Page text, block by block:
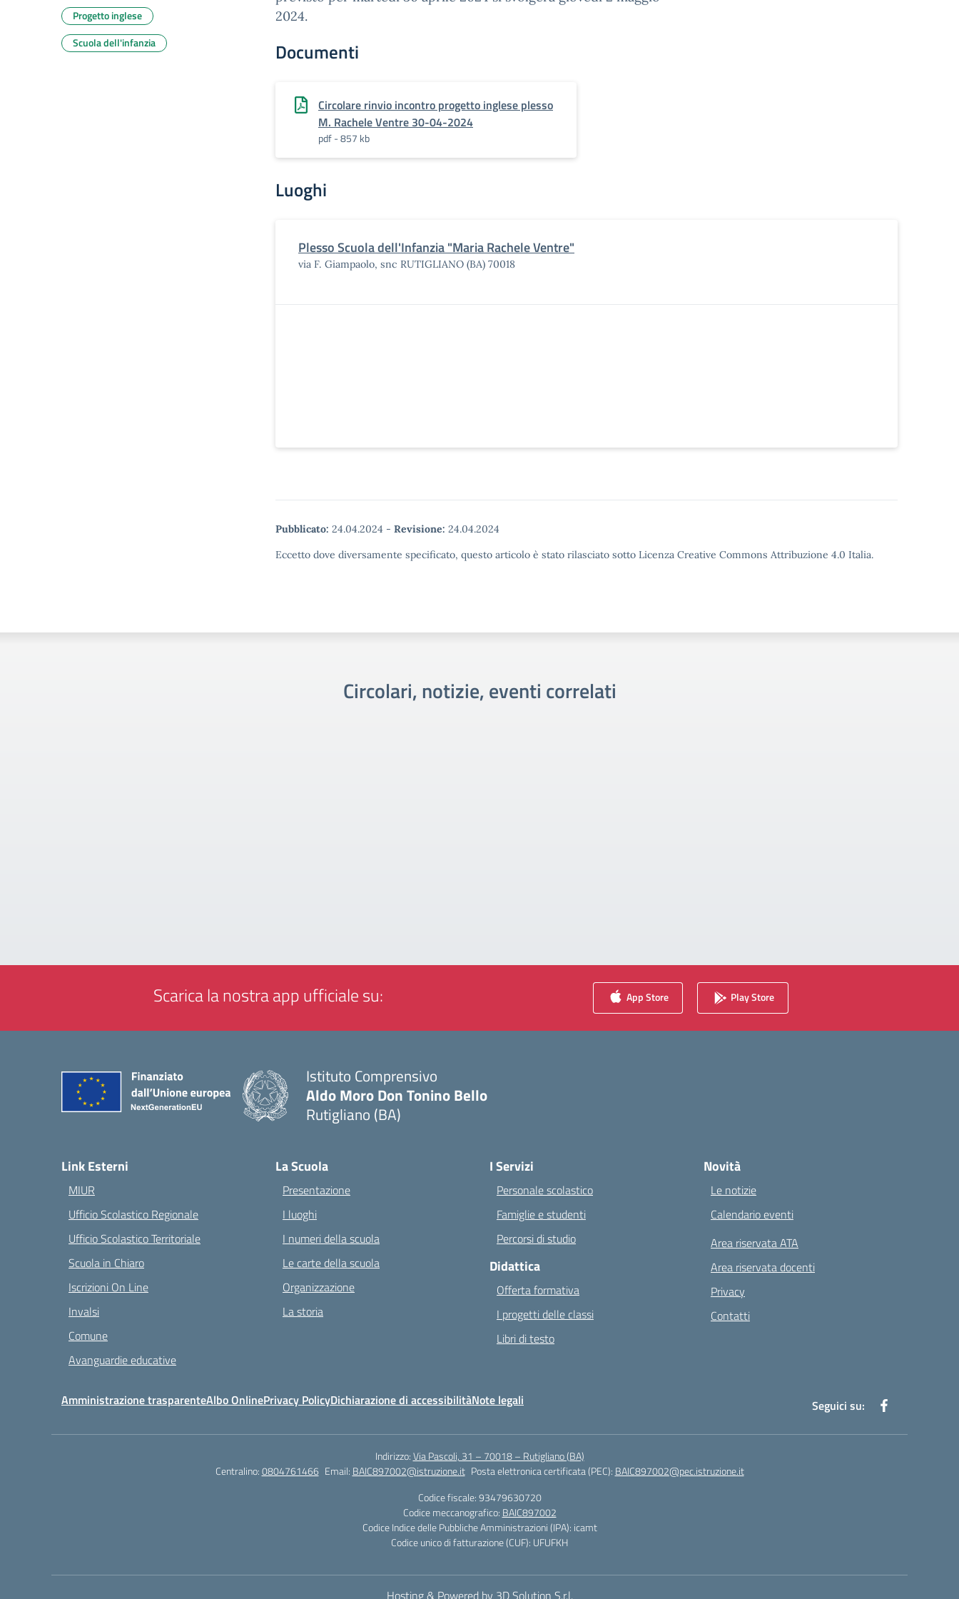
2024.
Documenti
Circolare rinvio incontro progetto inglese plesso
M. Rachele Ventre 30-04-2024
pdf - 857 kb
Luoghi
Plesso Scuola dell'Infanzia "Maria Rachele Ventre"
via F. Giampaolo, snc RUTIGLIANO (BA) 70018
Pubblicato: 24.04.2024 - Revisione: 24.04.2024
Eccetto dove diversamente specificato, questo articolo è stato rilasciato sotto Licenza Creative Commons Attribuzione 4.0 Italia.
Progetto inglese
Scuola dell'infanzia
Circolari, notizie, eventi correlati
Scarica la nostra app ufficiale su: App Store Play Store
Istituto Comprensivo
Aldo Moro Don Tonino Bello
Rutigliano (BA)
Link Esterni
MIUR
Ufficio Scolastico Regionale
Ufficio Scolastico Territoriale
Scuola in Chiaro
Iscrizioni On Line
Invalsi
Comune
Avanguardie educative
La Scuola
Presentazione
I luoghi
I numeri della scuola
Le carte della scuola
Organizzazione
La storia
I Servizi
Personale scolastico
Famiglie e studenti
Percorsi di studio
Didattica
Offerta formativa
I progetti delle classi
Libri di testo
Novità
Le notizie
Calendario eventi
Area riservata ATA
Area riservata docenti
Privacy
Contatti
Amministrazione trasparenteAlbo OnlinePrivacy PolicyDichiarazione di accessibilitàNote legali Seguici su:
Indirizzo:Via Pascoli, 31 – 70018 – Rutigliano (BA)
Centralino:0804761466 Email: BAIC897002@istruzione.it Posta elettronica certificata (PEC): BAIC897002@pec.istruzione.it
Codice fiscale: 93479630720
Codice meccanografico: BAIC897002
Codice Indice delle Pubbliche Amministrazioni (IPA): icamt
Codice unico di fatturazione (CUF): UFUFKH
Hosting & Powered by 3D Solution S.r.l.